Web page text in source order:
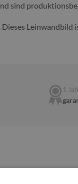
sind
. Dieses Leinwandbild
1